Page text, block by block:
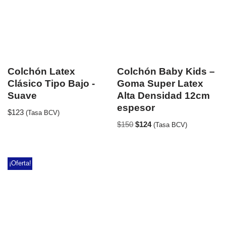
Colchón Latex
Clásico Tipo Bajo -
Suave
$123 (Tasa BCV)
Colchón Baby Kids –
Goma Super Latex
Alta Densidad 12cm
espesor
$150 $124 (Tasa BCV)
¡Oferta!